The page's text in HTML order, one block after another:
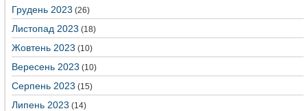
Грудень 2023 (26)
Листопад 2023 (18)
Жовтень 2023 (10)
Вересень 2023 (10)
Серпень 2023 (15)
Липень 2023 (14)